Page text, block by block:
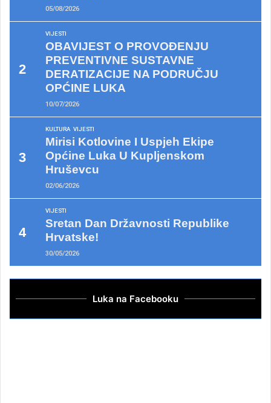
05/08/2026
VIJESTI
OBAVIJEST O PROVOĐENJU
PREVENTIVNE SUSTAVNE
DERATIZACIJE NA PODRUČJU
OPĆINE LUKA
10/07/2026
KULTURA VIJESTI
Mirisi Kotlovine I Uspjeh Ekipe
Općine Luka U Kupljenskom
Hruševcu
02/06/2026
VIJESTI
Sretan Dan Državnosti Republike
Hrvatske!
30/05/2026
Luka na Facebooku